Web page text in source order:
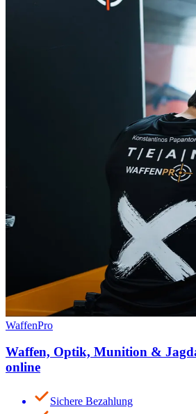
WaffenPro
Waffen, Optik, Munition &
online
Sichere Bezahlung